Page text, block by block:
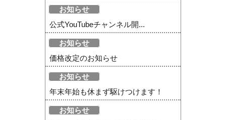
お知らせ
公式YouTubeチャンネル開...
お知らせ
価格改定のお知らせ
お知らせ
年末年始も休まず駆けつけます！
お知らせ